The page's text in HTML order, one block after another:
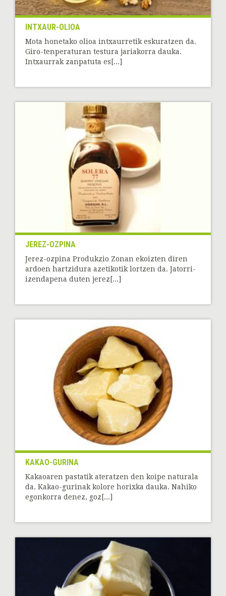
INTXAUR-OLIOA
Mota honetako olioa intxaurretik eskuratzen da.
Giro-tenperaturan testura jariakorra dauka.
Intxaurrak zanpatuta es[...]
JEREZ-OZPINA
Jerez-ozpina Produkzio Zonan ekoizten diren
ardoen hartzidura azetikotik lortzen da. Jatorri-
izendapena duten jerez[...]
KAKAO-GURINA
Kakaoaren pastatik ateratzen den koipe naturala
da. Kakao-gurinak kolore horixka dauka. Nahiko
egonkorra denez, goz[...]